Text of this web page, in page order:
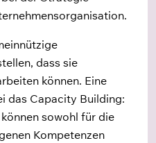
dass sie
können. Eine
das Capacity Building:
sowohl für die
Kompetenzen